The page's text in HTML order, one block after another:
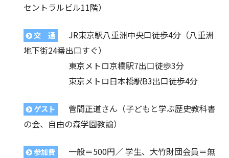
セントラルビル11階）
交 通
JR東京駅八重洲中央口徒歩4分（八重洲
地下街24番出口すぐ）
東京メトロ京橋駅7出口徒歩3分
東京メトロ日本橋駅B3出口徒歩4分
ゲスト
菅間正道さん（子どもと学ぶ歴史教科書
の会、自由の森学園教諭）
参加費
一般＝500円／ 学生、大竹財団会員＝無